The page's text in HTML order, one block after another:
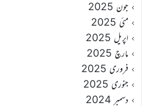
جون 2025
مئی 2025
اپریل 2025
مارچ 2025
فروری 2025
جنوری 2025
دسمبر 2024